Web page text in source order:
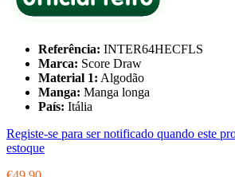
Referência: INTER64HECFLS
Marca: Score Draw
Material 1: Algodão
Manga: Manga longa
País: Itália
Registe-se para ser notificado quando este
estoque